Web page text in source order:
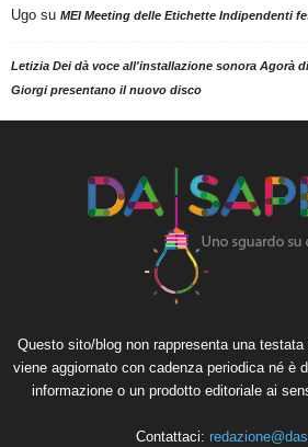
Ugo su MEI Meeting delle Etichette Indipendenti
Letizia Dei dà voce all'installazione sonora Agorà
Giorgi presentano il nuovo disco
Questo sito/blog non rappresenta una
viene aggiornato con cadenza periodica né è
informazione o un prodotto editoriale ai
Contattaci: